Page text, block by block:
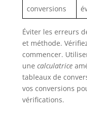
conversions
Éviter les erreurs
et méthode.
commencer.
une calculatrice
tableaux de
vos conversions
vérifications.